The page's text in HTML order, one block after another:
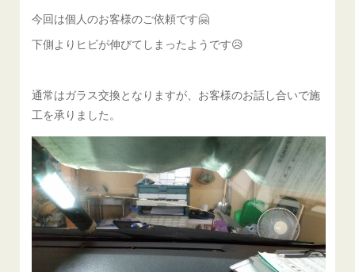
今回は個人のお客様のご依頼です🤗
下側よりヒビが伸びてしまったようです😥
通常はガラス交換となりますが、お客様のお話し合いで施
工を承りました。